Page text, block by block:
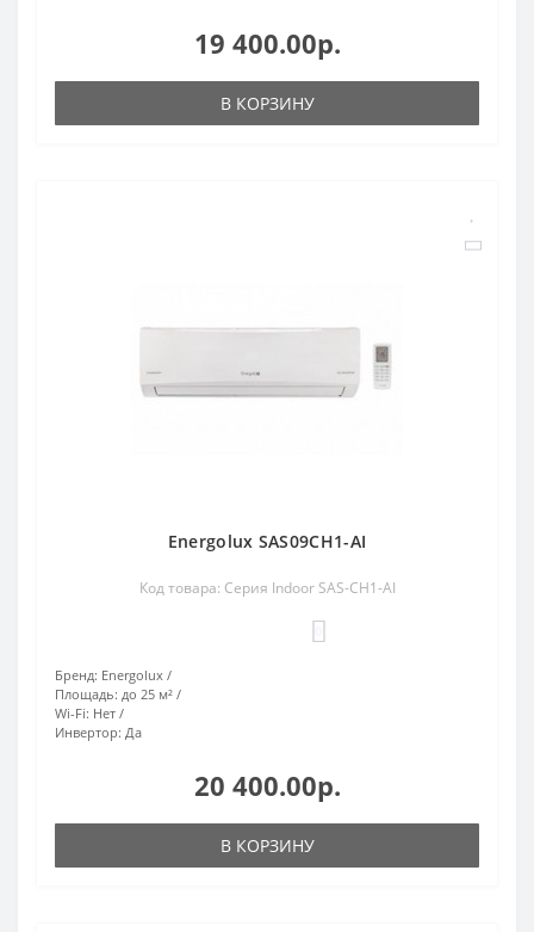
19 400.00р.
В КОРЗИНУ
Energolux SAS09CH1-AI
Код товара: Серия Indoor SAS-CH1-AI
Бренд: Energolux
Площадь: до 25 м²
Wi-Fi: Нет
Инвертор: Да
20 400.00р.
В КОРЗИНУ